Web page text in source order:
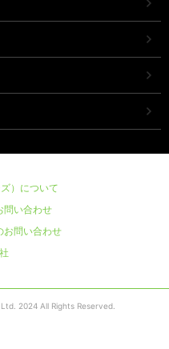
）について
問い合わせ
お問い合わせ
2024 All Rights Reserved.